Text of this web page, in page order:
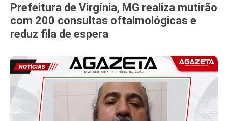
Prefeitura de Virgínia, MG realiza mutirão
com 200 consultas oftalmológicas e
reduz fila de espera